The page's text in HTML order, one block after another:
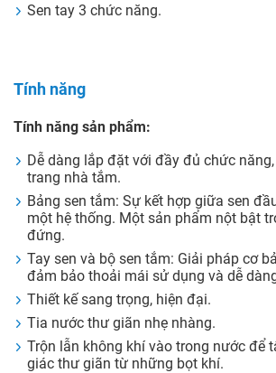
Sen tay 3 chức năng.
Tính năng
Tính năng sản phẩm:
Dễ dàng lắp đặt với đầy đủ chức
trang nhà tắm.
Bảng sen tắm: Sự kết hợp giữa sen
một hệ thống. Một sản phẩm nột bật
đứng.
Tay sen và bộ sen tắm: Giải pháp cơ
đảm bảo thoải mái sử dụng và dễ
Thiết kế sang trọng, hiện đại.
Tia nước thư giãn nhẹ nhàng.
Trộn lẫn không khí vào trong nước để
giác thư giãn từ những bọt khí.